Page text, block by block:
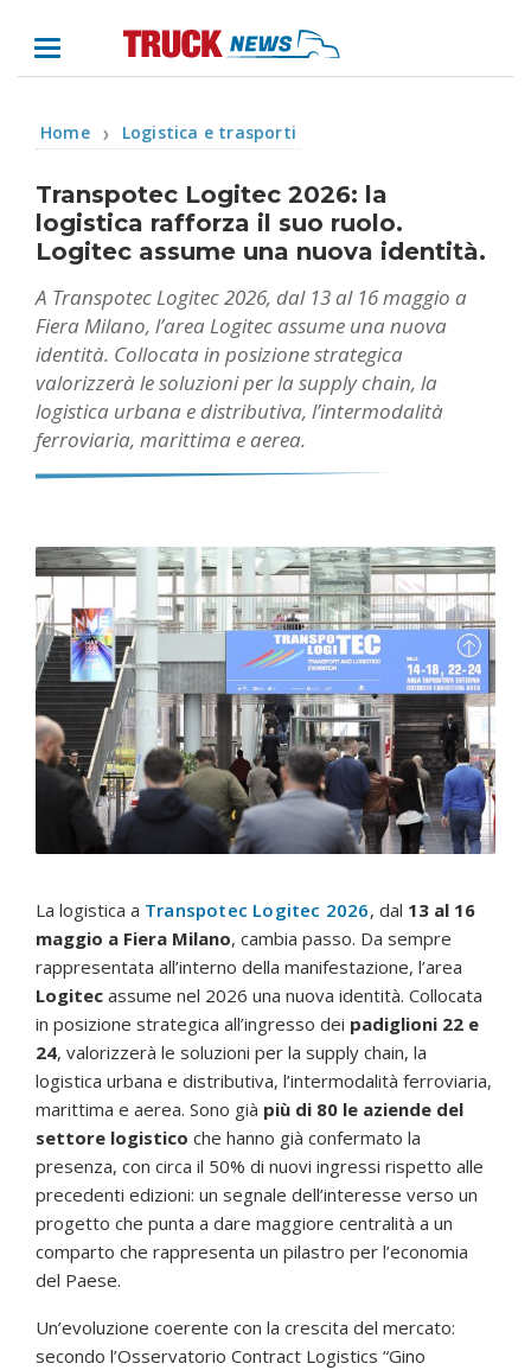
Home ❯ Logistica e trasporti
Transpotec Logitec 2026: la
logistica rafforza il suo ruolo.
Logitec assume una nuova identità.
A Transpotec Logitec 2026, dal 13 al 16 maggio a
Fiera Milano, l’area Logitec assume una nuova
identità. Collocata in posizione strategica
valorizzerà le soluzioni per la supply chain, la
logistica urbana e distributiva, l’intermodalità
ferroviaria, marittima e aerea.
La logistica a Transpotec Logitec 2026, dal 13 al 16
maggio a Fiera Milano, cambia passo. Da sempre
rappresentata all’interno della manifestazione, l’area
Logitec assume nel 2026 una nuova identità. Collocata
in posizione strategica all’ingresso dei padiglioni 22 e
24, valorizzerà le soluzioni per la supply chain, la
logistica urbana e distributiva, l’intermodalità ferroviaria,
marittima e aerea. Sono già più di 80 le aziende del
settore logistico che hanno già confermato la
presenza, con circa il 50% di nuovi ingressi rispetto alle
precedenti edizioni: un segnale dell’interesse verso un
progetto che punta a dare maggiore centralità a un
comparto che rappresenta un pilastro per l’economia
del Paese.
Un’evoluzione coerente con la crescita del mercato:
secondo l’Osservatorio Contract Logistics “Gino